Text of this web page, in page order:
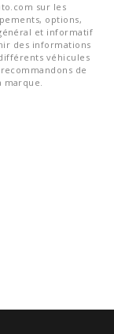
sur les
options,
et informatif
des informations
véhicules
de
marque.